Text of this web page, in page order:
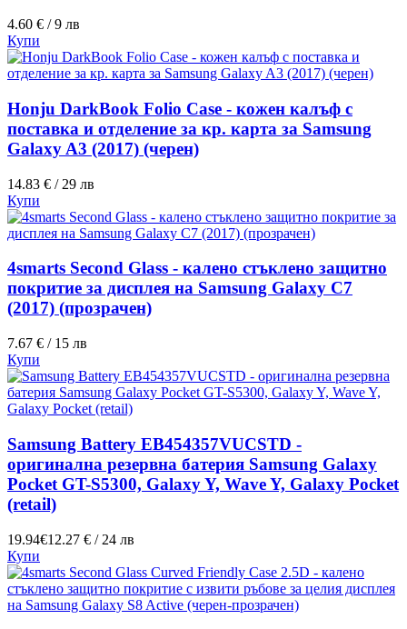
4.60 € / 9 лв
Купи
Honju DarkBook Folio Case - кожен калъф с
поставка и отделение за кр. карта за Samsung
Galaxy A3 (2017) (черен)
14.83 € / 29 лв
Купи
4smarts Second Glass - калено стъклено защитно
покритие за дисплея на Samsung Galaxy C7
(2017) (прозрачен)
7.67 € / 15 лв
Купи
Samsung Battery EB454357VUCSTD -
оригинална резервна батерия Samsung Galaxy
Pocket GT-S5300, Galaxy Y, Wave Y, Galaxy Pocket
(retail)
19.94€12.27 € / 24 лв
Купи